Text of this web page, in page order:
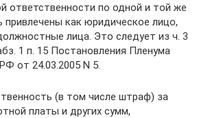
ответственности по одной и той же
как юридическое лицо,
лица. Это следует из ч. 3
1 п. 15 Постановления Пленума
от 24.03.2005 N 5.
(в том числе штраф) за
платы и других сумм,